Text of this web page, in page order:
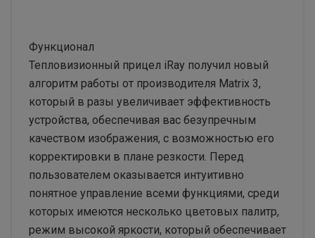
Функционал
Тепловизионный прицел iRay получил новый
алгоритм работы от производителя Matrix 3,
который в разы увеличивает эффективность
устройства, обеспечивая вас безупречным
качеством изображения, с возможностью его
корректировки в плане резкости. Перед
пользователем оказывается интуитивно
понятное управление всеми функциями, среди
которых имеются несколько цветовых палитр,
режим высокой яркости, который обеспечивает